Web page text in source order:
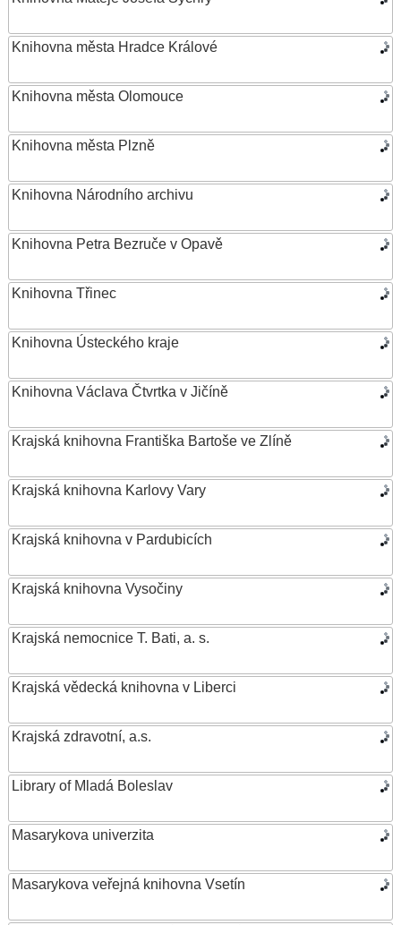
Knihovna města Hradce Králové
Knihovna města Olomouce
Knihovna města Plzně
Knihovna Národního archivu
Knihovna Petra Bezruče v Opavě
Knihovna Třinec
Knihovna Ústeckého kraje
Knihovna Václava Čtvrtka v Jičíně
Krajská knihovna Františka Bartoše ve Zlíně
Krajská knihovna Karlovy Vary
Krajská knihovna v Pardubicích
Krajská knihovna Vysočiny
Krajská nemocnice T. Bati, a. s.
Krajská vědecká knihovna v Liberci
Krajská zdravotní, a.s.
Library of Mladá Boleslav
Masarykova univerzita
Masarykova veřejná knihovna Vsetín